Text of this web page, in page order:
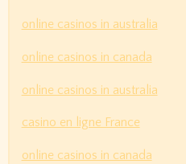
online casinos in australia
online casinos in canada
online casinos in australia
casino en ligne France
online casinos in canada